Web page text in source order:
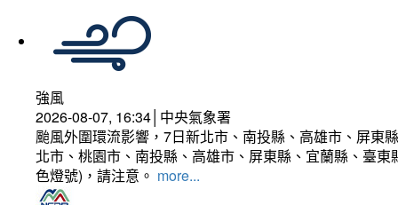
強風
2026-08-07, 16:34│中央氣象署
颱風外圍環流影響，7日新北市、南投縣、高雄市、屏東
北市、桃園市、南投縣、高雄市、屏東縣、宜蘭縣、臺
色燈號)，請注意。 more...